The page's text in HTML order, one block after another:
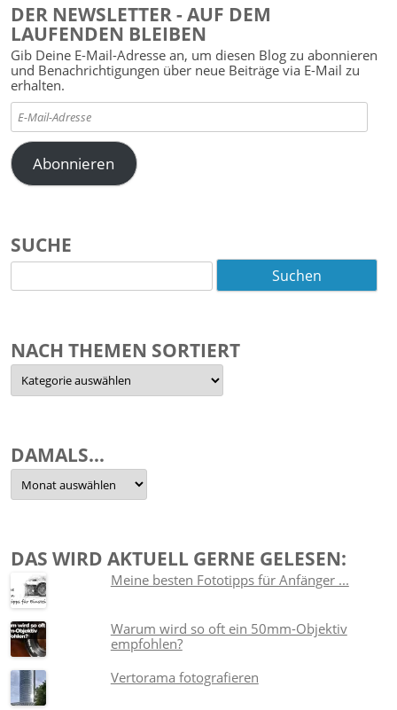
DER NEWSLETTER - AUF DEM
LAUFENDEN BLEIBEN
Gib Deine E-Mail-Adresse an, um diesen Blog zu abonnieren
und Benachrichtigungen über neue Beiträge via E-Mail zu
erhalten.
E-
Mail-
Adresse
Abonnieren
SUCHE
Suchen
nach:
NACH THEMEN SORTIERT
Nach
Themen
sortiert
DAMALS…
Damals…
DAS WIRD AKTUELL GERNE GELESEN:
Meine besten Fototipps für Anfänger ...
Warum wird so oft ein 50mm-Objektiv
empfohlen?
Vertorama fotografieren